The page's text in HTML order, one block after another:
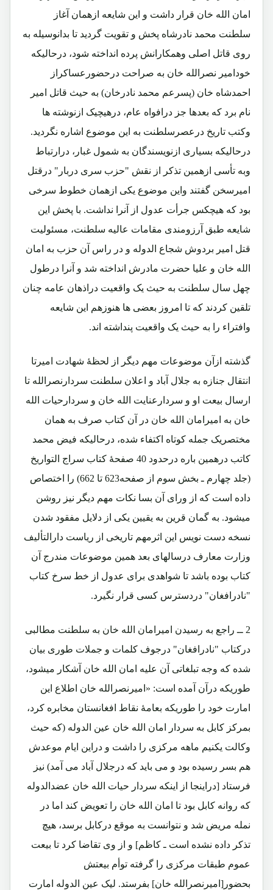
امان الله خان قرار داشت و این شایعه ازهمان آغاز
سلطنت محمد نادرشاه پخش و تقویت گردید تا بدانوسیله به
روی قاتل اصلی وهمکارانش پرده انداخته شود، درحالیکه
خودامیر نصرالله خان به صراحت درحضورعساکراز
احمدشاه خان (پسرعم محمد نادرخان) به حیث قاتل امیر
نام برد که بعدها جز درافواه عام، درهیچیک ازنوشته ها
وکتب تاریخ درعصرسلطنت به این موضوع اشاره نگردید.
درحالیکه بسیاری ازنویسندگان به شمول غبار، درارتباط
وبه تأسی ازهمین تذکر از نقش "حزب سری دربار" درقتل
امیرسخن گفتند واین موضوع یکی ازهمان خطوط سرخی
بود که هیچکس جرأت عدول از آنرا نداشت. با پخش این
شایعه طبق آرزومندی مقامات عالیه سلطنت، مسئولیت
قتل امیر بردوش شجاع الدوله و در راس آن حزب به امان
الله خان و علیا حضرت مادرش انداخته شد و آنرا درطول
چهل سال سلطنت به حیث یک واقعیت دراذهان عامه چنان
تلقین کردند که تا امروز بعضی ها هنوزهم این شایعه
وافتراء را به حیث یک واقعیت پنداشته اند.
گذشته ازآن موضوعات مهم دیگر از لحظۀ شهادت امیرتا
انتقال جنازه به جلال آباد و اعلان سلطنت سردارنصرالله تا
ارسال بیعت او و سردارعنایت الله خان و سردارحیات الله
خان به امیرامان الله خان در آن کتاب صرف به همان
مختصریک جمله کوتاه اکتفاء شده، درحالیکه فیض محمد
کاتب درهمین باره درحدود 40 صفحۀ کتاب سراج التواریخ
(جلد چهارم ـ بخش سوم از صفحه623 تا 662) را اختصاص
داده است که از ورای آن بسا نکات مهم دیگر نیز روشن
میشود. به گمان قرین به یقیین یکی از دلایل مفقود شدن
نسخه دست نویس این اثرمهم تاریخی از ریاست دارالتألیف
وزارت معارف درسالهای بعد همین موضوعات مندرج آن
کتاب بوده باشد تا شواهدی برای عدول از خط سرخ کتاب
"نادرافغان" دردسترس کسی قرار نگیرد.
2 ــ راجع به رسیدن امیرامان الله خان به سلطنت مطالبی
درکتاب "نادرافغان" درجوف کلمات و جملات طوری بیان
شده که وجه تبلغاتی آن علیه امان الله خان آشکار میشود،
طوریکه درآن آمده است: «امیرنصرالله خان اطلاع این
امارت خود را طوریکه بعامۀ نقاط افغانستان مخابره کرد،
بمرکز کابل به سردار امان الله خان عین الدوله (که حیث
وکالت یکنیم ماهه مرکزی را داشت و دراین ایام موعدش
هم بسر رسیده بود و می باید که درجلال آباد می آمد) نیز
فرستاد [دراینجا از اینکه سردار حیات الله خان عضدالدوله
که روانه کابل بود تا امان الله خان را تعویض کند اما در
نمله مریض شد و نتوانست به موقع درکابل برسد، هیچ
تذکر داده نشده است ـ کاظم] و از وی تقاضا کرد تا بیعت
عموم طبقات مرکزی را گرفته توأم بیعتش
بحضور[امیرنصرالله خان] بفرستد. لیک عین الدوله امارت